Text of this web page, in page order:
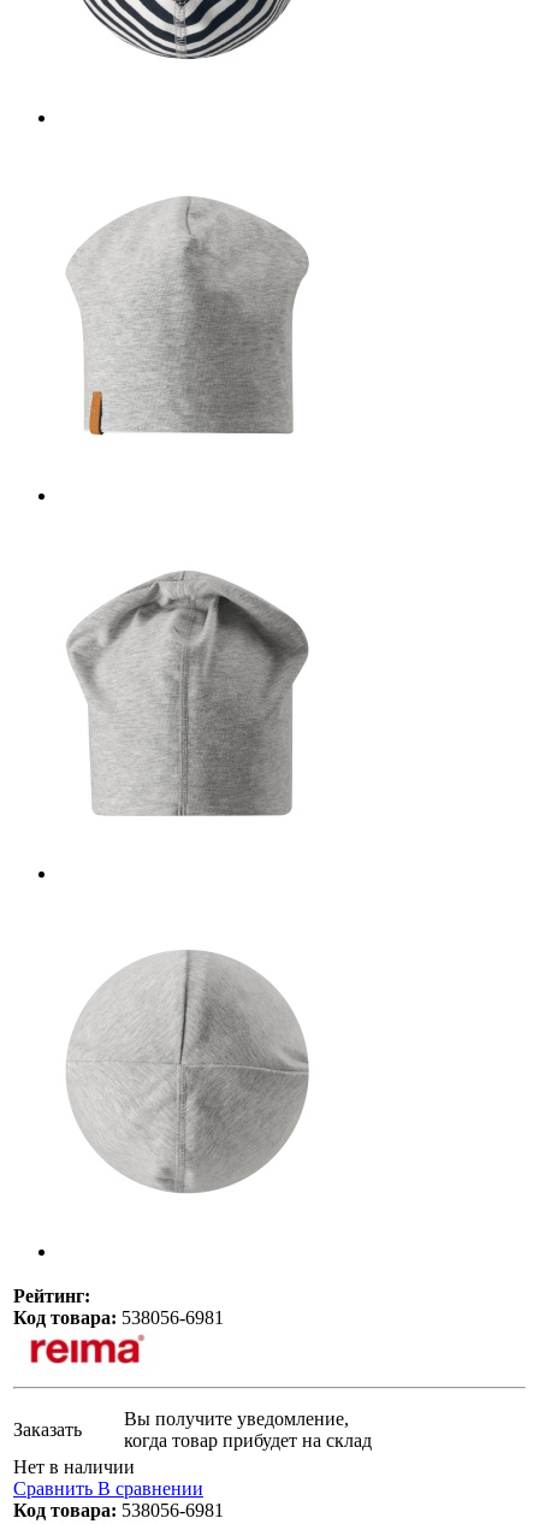
Рейтинг:
Код товара: 538056-6981
Заказать
Вы получите уведомление,
когда товар прибудет на склад
Нет в наличии
Сравнить В сравнении
Код товара: 538056-6981